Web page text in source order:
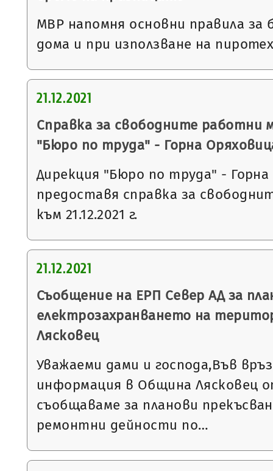
МВР напомня основни правила за
дома и при използване на
21.12.2021
Справка за свободните работни
"Бюро по труда" - Горна
Дирекция "Бюро по труда" -
предоставя справка за
към 21.12.2021 г.
21.12.2021
Съобщение на ЕРП Север АД за
електрозахранването на
Лясковец
Уважаеми дами и господа,Във
информация в Община Лясковец
съобщаваме за планови
ремонтни дейности по…